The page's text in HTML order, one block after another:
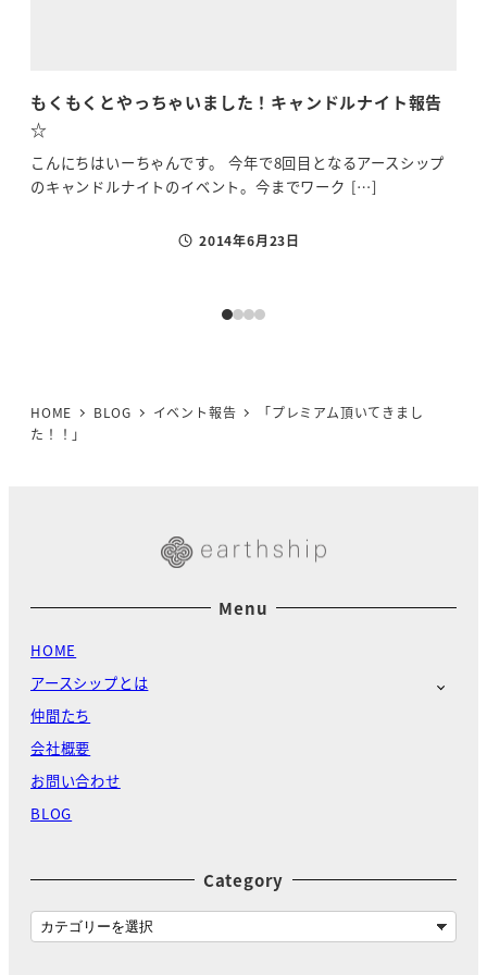
もくもくとやっちゃいました！キャンドルナイト報告
☆
こんにちはいーちゃんです。 今年で8回目となるアースシップ
のキャンドルナイトのイベント。今までワーク […]
投稿日2014年6月23日
HOME BLOG イベント報告
「プレミアム頂いてきまし
た！！」
Menu
HOME
アースシップとは
仲間たち
会社概要
お問い合わせ
BLOG
Category
a